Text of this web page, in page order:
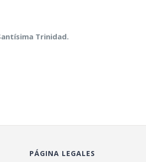
Trinidad.
PÁGINA LEGALES